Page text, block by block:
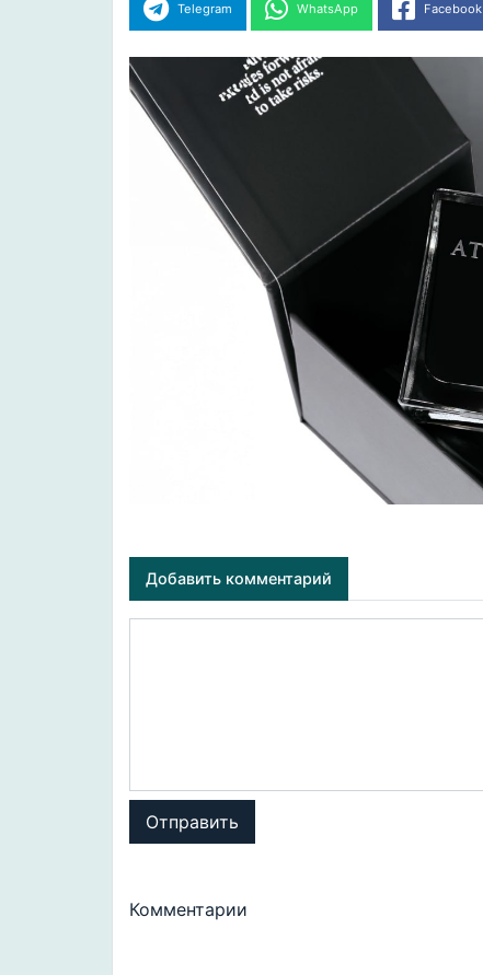
Telegram WhatsApp Facebook
Добавить комментарий
Отправить
Комментарии